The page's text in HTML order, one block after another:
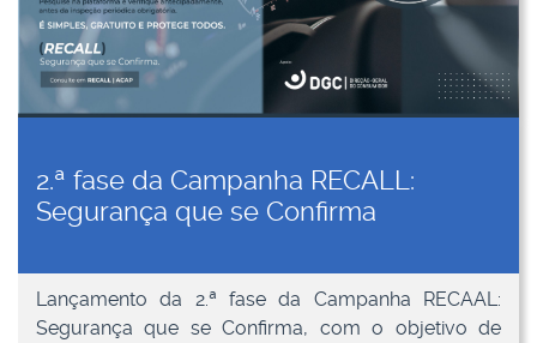
2.ª fase da Campanha RECALL:
Segurança que se Confirma
Lançamento da 2.ª fase da Campanha RECAAL:
Segurança que se Confirma, com o objetivo de